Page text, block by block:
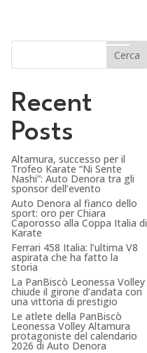
Cerca
Recent
Posts
Altamura, successo per il
Trofeo Karate “Ni Sente
Nashi”: Auto Denora tra gli
sponsor dell’evento
Auto Denora al fianco dello
sport: oro per Chiara
Caporosso alla Coppa Italia di
Karate
Ferrari 458 Italia: l’ultima V8
aspirata che ha fatto la
storia
La PanBiscò Leonessa Volley
chiude il girone d’andata con
una vittoria di prestigio
Le atlete della PanBiscò
Leonessa Volley Altamura
protagoniste del calendario
2026 di Auto Denora